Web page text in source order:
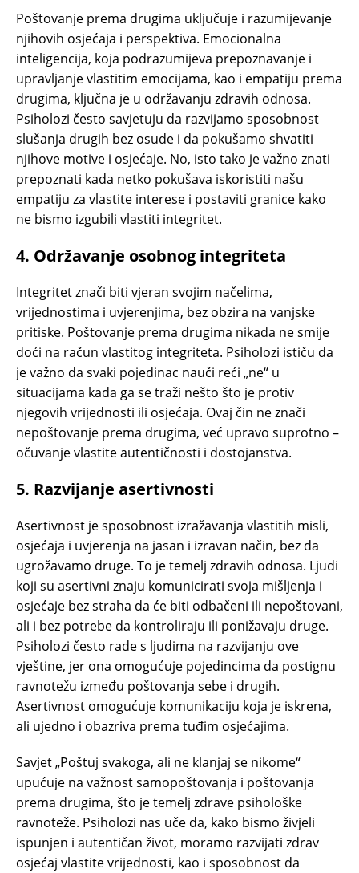
Poštovanje prema drugima uključuje i razumijevanje
njihovih osjećaja i perspektiva. Emocionalna
inteligencija, koja podrazumijeva prepoznavanje i
upravljanje vlastitim emocijama, kao i empatiju prema
drugima, ključna je u održavanju zdravih odnosa.
Psiholozi često savjetuju da razvijamo sposobnost
slušanja drugih bez osude i da pokušamo shvatiti
njihove motive i osjećaje. No, isto tako je važno znati
prepoznati kada netko pokušava iskoristiti našu
empatiju za vlastite interese i postaviti granice kako
ne bismo izgubili vlastiti integritet.
4. Održavanje osobnog integriteta
Integritet znači biti vjeran svojim načelima,
vrijednostima i uvjerenjima, bez obzira na vanjske
pritiske. Poštovanje prema drugima nikada ne smije
doći na račun vlastitog integriteta. Psiholozi ističu da
je važno da svaki pojedinac nauči reći „ne“ u
situacijama kada ga se traži nešto što je protiv
njegovih vrijednosti ili osjećaja. Ovaj čin ne znači
nepoštovanje prema drugima, već upravo suprotno –
očuvanje vlastite autentičnosti i dostojanstva.
5. Razvijanje asertivnosti
Asertivnost je sposobnost izražavanja vlastitih misli,
osjećaja i uvjerenja na jasan i izravan način, bez da
ugrožavamo druge. To je temelj zdravih odnosa. Ljudi
koji su asertivni znaju komunicirati svoja mišljenja i
osjećaje bez straha da će biti odbačeni ili nepoštovani,
ali i bez potrebe da kontroliraju ili ponižavaju druge.
Psiholozi često rade s ljudima na razvijanju ove
vještine, jer ona omogućuje pojedincima da postignu
ravnotežu između poštovanja sebe i drugih.
Asertivnost omogućuje komunikaciju koja je iskrena,
ali ujedno i obazriva prema tuđim osjećajima.
Savjet „Poštuj svakoga, ali ne klanjaj se nikome“
upućuje na važnost samopoštovanja i poštovanja
prema drugima, što je temelj zdrave psihološke
ravnoteže. Psiholozi nas uče da, kako bismo živjeli
ispunjen i autentičan život, moramo razvijati zdrav
osjećaj vlastite vrijednosti, kao i sposobnost da